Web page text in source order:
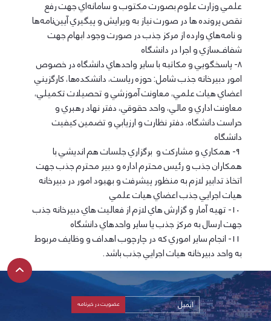
علمي وزارت علوم بصورت مكتوب و سامانه‌اي جهت رفع
نقص پرونده ها در صورت نياز به ويرايش و پيگيري آيين‌نامه‌ها
و نامه‌هاي وارده از مركز جذب در صورت وجود ابهام جهت
شفاف‌سازي و اجرا در دانشگاه
8- پاسخگويي و مكاتبه با ساير واحدهاي دانشگاه در خصوص
امور دبيرخانه جذب شامل: حوزه رياست، دانشكده‌ها، كارگزيني
اعضاي هيات علمي، معاونت آموزشي و تحصيلات تكميلي،
معاونت اداري و مالي، واحد حقوقي، دفتر نهاد رهبري و
حراست دانشگاه، دفتر نظارت و ارزيابي و تضمين كيفيت
دانشگاه
9- همكاري و مشاركت و برگزاري جلسات هم انديشي با
همكاران جذب و رئيس محترم اداره و دبير محترم جذب جهت
اتخاذ تدابير لازم به منظور پيشرفت و بهبود امور در دبيرخانه
هيات اجرايي جذب اعضاي هيات علمي
10- تهيه آمار و گزارش هاي لازم از فعاليت هاي دبيرخانه جذب
جهت ارسال به مركز جذب يا ساير واحدهاي دانشگاه
11- انجام ساير اموري كه در چارچوب اهداف و وظايف مربوط
به واحد دبيرخانه هيات اجرايي جذب باشد.